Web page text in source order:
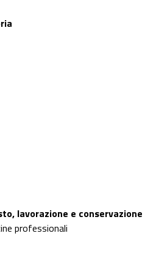
lavorazione e conservazione
professionali